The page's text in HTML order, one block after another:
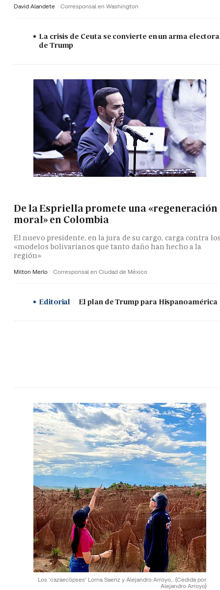
David Alandete Corresponsal en Washington
La crisis de Ceuta se convierte en un arma
de Trump
De la Espriella promete una «regeneración
moral» en Colombia
El nuevo presidente, en la jura de su cargo, carga contra
«modelos bolivarianos que tanto daño han hecho a la
región»
Milton Merlo Corresponsal en Ciudad de México
Editorial El plan de Trump para Hispanoamérica
Los 'cazaeclipses' Lorna Saenz y Alejandro Arroyo,. (Cedida por
Alejandro Arroyo)